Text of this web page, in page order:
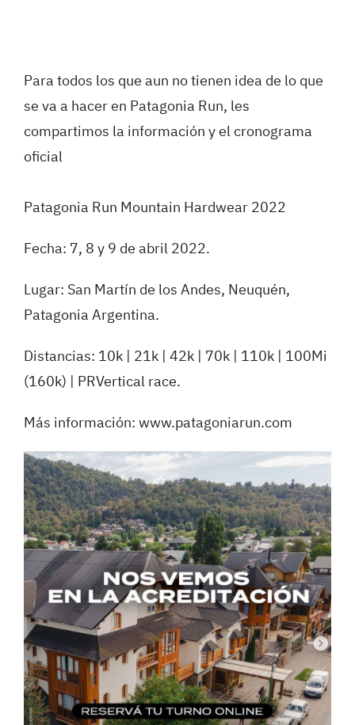
Para todos los que aun no tienen idea de lo que
se va a hacer en Patagonia Run, les
compartimos la información y el cronograma
oficial
Patagonia Run Mountain Hardwear 2022
Fecha: 7, 8 y 9 de abril 2022.
Lugar: San Martín de los Andes, Neuquén,
Patagonia Argentina.
Distancias: 10k | 21k | 42k | 70k | 110k | 100Mi
(160k) | PRVertical race.
Más información: www.patagoniarun.com